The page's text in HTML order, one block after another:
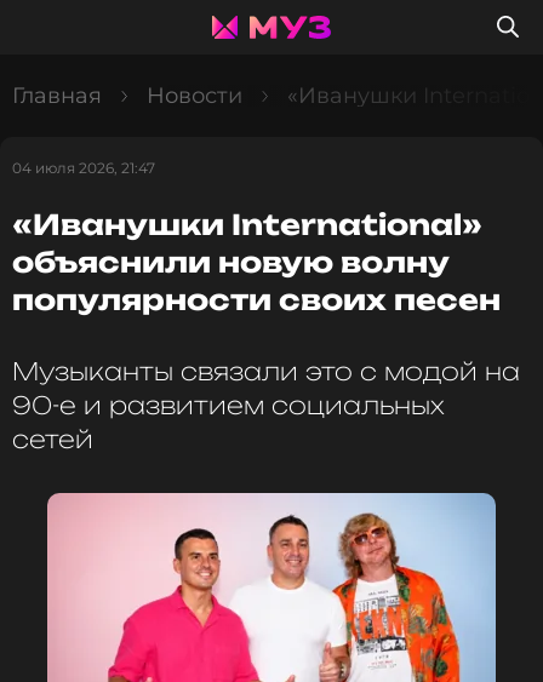
Главная Новости «Иванушки
04 июля 2026, 21:47
«Иванушки International»
объяснили новую волну
популярности своих песен
Музыканты связали это с модой на
90-е и развитием социальных
сетей